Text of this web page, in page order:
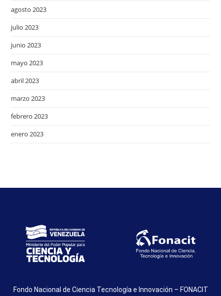
agosto 2023
julio 2023
junio 2023
mayo 2023
abril 2023
marzo 2023
febrero 2023
enero 2023
Fondo Nacional de Ciencia Tecnología e Innovación – FONACIT